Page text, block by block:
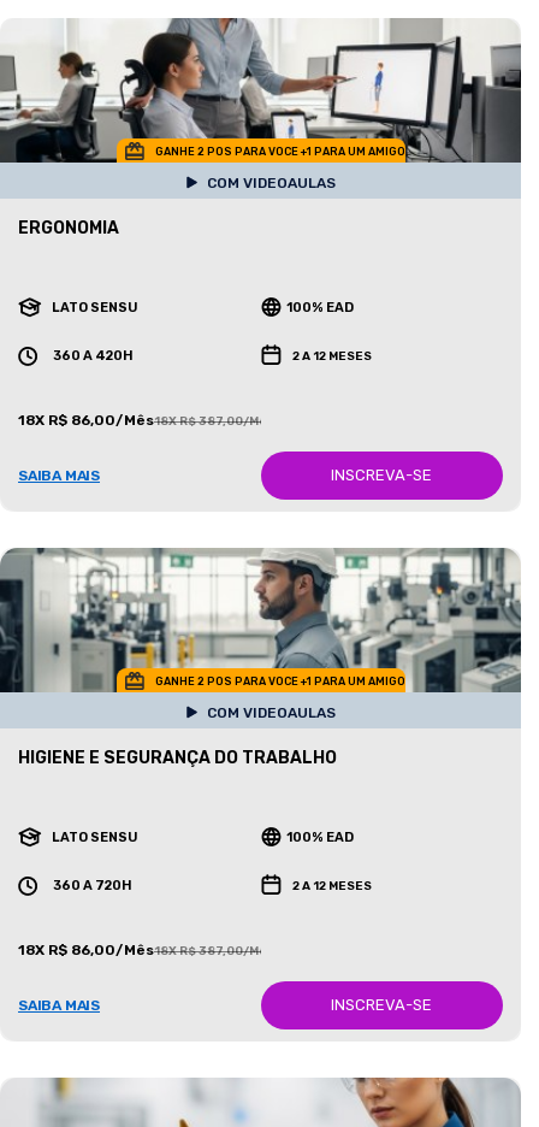
GANHE 2 POS PARA VOCE +1 PARA UM AMIGO
COM VIDEOAULAS
ERGONOMIA
LATO SENSU 100% EAD
360 A 420H 2 A 12 MESES
18X R$ 86,00/Mês18X R$ 387,00/Mês
SAIBA MAIS INSCREVA-SE
GANHE 2 POS PARA VOCE +1 PARA UM AMIGO
COM VIDEOAULAS
HIGIENE E SEGURANÇA DO TRABALHO
LATO SENSU 100% EAD
360 A 720H 2 A 12 MESES
18X R$ 86,00/Mês18X R$ 387,00/Mês
SAIBA MAIS INSCREVA-SE